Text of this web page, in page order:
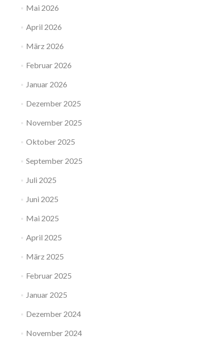
Mai 2026
April 2026
März 2026
Februar 2026
Januar 2026
Dezember 2025
November 2025
Oktober 2025
September 2025
Juli 2025
Juni 2025
Mai 2025
April 2025
März 2025
Februar 2025
Januar 2025
Dezember 2024
November 2024